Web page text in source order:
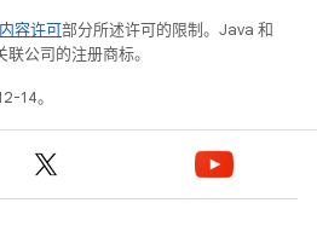
内容许可部分所述许可的限制。Java 和
公司的注册商标。
14。